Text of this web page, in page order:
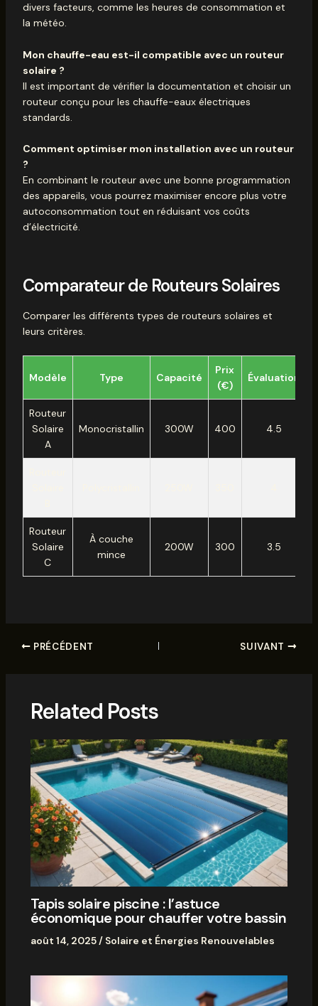
divers facteurs, comme les heures de consommation et
la météo.
Mon chauffe-eau est-il compatible avec un routeur
solaire ?
Il est important de vérifier la documentation et choisir un
routeur conçu pour les chauffe-eaux électriques
standards.
Comment optimiser mon installation avec un routeur
?
En combinant le routeur avec une bonne programmation
des appareils, vous pourrez maximiser encore plus votre
autoconsommation tout en réduisant vos coûts
d’électricité.
Comparateur de Routeurs Solaires
Comparer les différents types de routeurs solaires et
leurs critères.
Modèle Type Capacité
Prix
(€)
Évaluation
Routeur
Solaire
A
Monocristallin 300W 400 4.5
Routeur
Solaire
C
À couche
mince
200W 300 3.5
PRÉCÉDENT SUIVANT
Related Posts
Tapis solaire piscine : l’astuce
économique pour chauffer votre bassin
août 14, 2025/ Solaire et Énergies Renouvelables